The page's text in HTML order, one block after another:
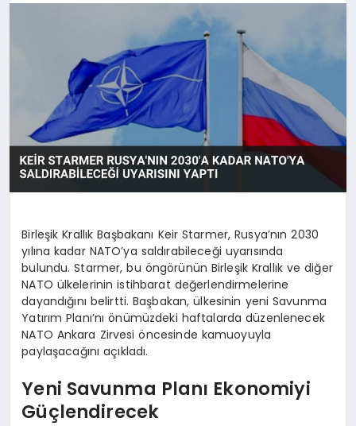
KRIPTO PARA
GEZI & SEYAHAT
Birleşik Krallık Başbakanı Keir Starmer, Rusya’nın 2030
yılına kadar NATO’ya saldırabileceği uyarısında
bulundu. Starmer, bu öngörünün Birleşik Krallık ve diğer
NATO ülkelerinin istihbarat değerlendirmelerine
dayandığını belirtti. Başbakan, ülkesinin yeni Savunma
Yatırım Planı’nı önümüzdeki haftalarda düzenlenecek
NATO Ankara Zirvesi öncesinde kamuoyuyla
paylaşacağını açıkladı.
Yeni Savunma Planı Ekonomiyi
Güçlendirecek